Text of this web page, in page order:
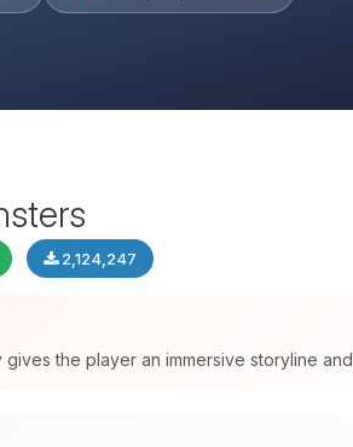
2,124,247
gives the player an immersive storyline